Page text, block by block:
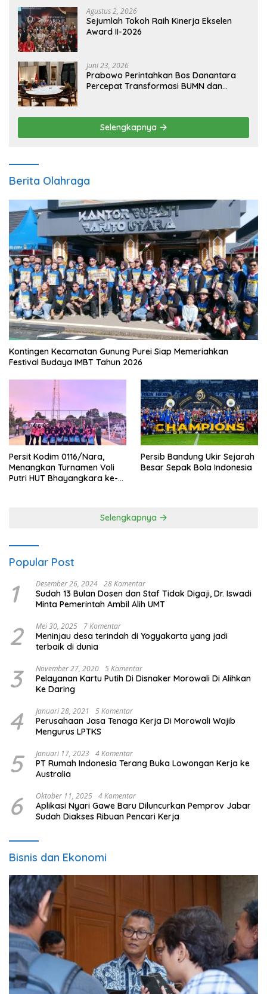
Agustus 2, 2026
Sejumlah Tokoh Raih Kinerja Ekselen
Award II-2026
Juni 23, 2026
Prabowo Perintahkan Bos Danantara
Percepat Transformasi BUMN dan
Selengkapnya
Berita Olahraga
Kontingen Kecamatan Gunung Purei Siap Memeriahkan
Festival Budaya IMBT Tahun 2026
Persit Kodim 0116/Nara,
Menangkan Turnamen Voli
Putri HUT Bhayangkara ke-
Persib Bandung Ukir Sejarah
Besar Sepak Bola Indonesia
Selengkapnya
Popular Post
1 Desember 26, 2024 28 Komentar
Sudah 13 Bulan Dosen dan Staf Tidak Digaji, Dr. Iswadi
Minta Pemerintah Ambil Alih UMT
2 Mei 30, 2025 7 Komentar
Meninjau desa terindah di Yogyakarta yang jadi
terbaik di dunia
3 November 27, 2020 5 Komentar
Pelayanan Kartu Putih Di Disnaker Morowali Di Alihkan
Ke Daring
4 Januari 28, 2021 5 Komentar
Perusahaan Jasa Tenaga Kerja Di Morowali Wajib
Mengurus LPTKS
5 Januari 17, 2023 4 Komentar
PT Rumah Indonesia Terang Buka Lowongan Kerja ke
Australia
6 Oktober 11, 2025 4 Komentar
Aplikasi Nyari Gawe Baru Diluncurkan Pemprov Jabar
Sudah Diakses Ribuan Pencari Kerja
Bisnis dan Ekonomi